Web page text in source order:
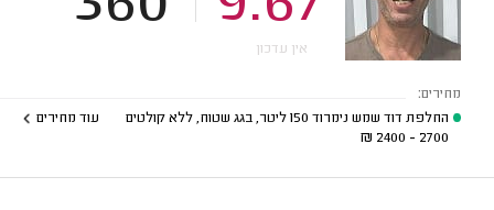
אין עדכון
מחירים:
החלפת דוד שמש נימרוד 150 ליטר, בגג שטוח, ללא קולטים
2700 - 2400
₪
עוד מחירים